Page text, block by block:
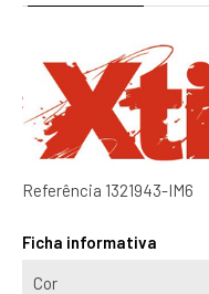
Referência 1321943-IM6
Ficha informativa
Cor